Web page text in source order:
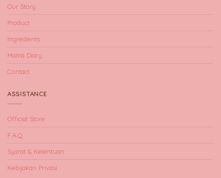
Our Story
Product
Ingredients
Mama Diary
Contact
ASSISTANCE
Official Store
F.A.Q
Syarat & Ketentuan
Kebijakan Privasi